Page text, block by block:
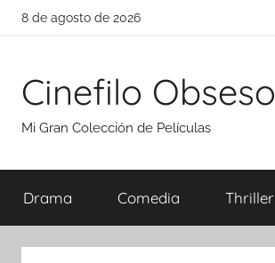
Saltar
8 de agosto de 2026
Cinefilo Obseso
Mi Gran Colección de Películas
Drama Comedia Thriller